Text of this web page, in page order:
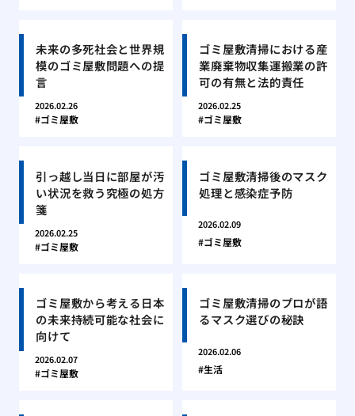
未来の多死社会と世界規
模のゴミ屋敷問題への提
言
2026.02.26
ゴミ屋敷
ゴミ屋敷清掃における産
業廃棄物収集運搬業の許
可の有無と法的責任
2026.02.25
ゴミ屋敷
引っ越し当日に部屋が汚
い状況を救う究極の処方
箋
2026.02.25
ゴミ屋敷
ゴミ屋敷清掃後のマスク
処理と感染症予防
2026.02.09
ゴミ屋敷
ゴミ屋敷から考える日本
の未来持続可能な社会に
向けて
2026.02.07
ゴミ屋敷
ゴミ屋敷清掃のプロが語
るマスク選びの秘訣
2026.02.06
生活